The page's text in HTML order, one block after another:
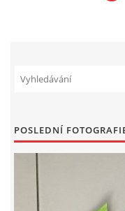
POSLEDNÍ